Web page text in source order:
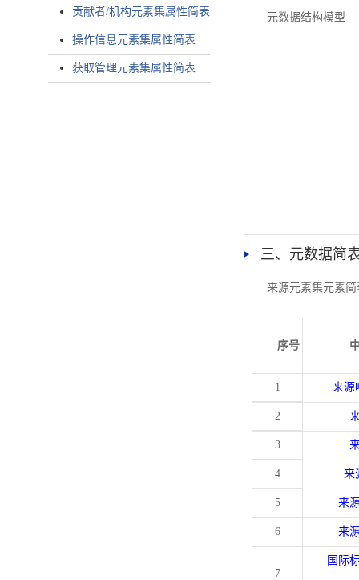
贡献者/机构元素集属性简表
操作信息元素集属性简表
获取管理元素集属性简表
元数据结构模型
三、元数据简
来源元素集元素简
序号
1 来源
2
3
4 来
5 来
6 来
7
国际